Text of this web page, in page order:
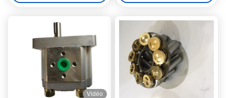
l'hydraulique
Vidéo